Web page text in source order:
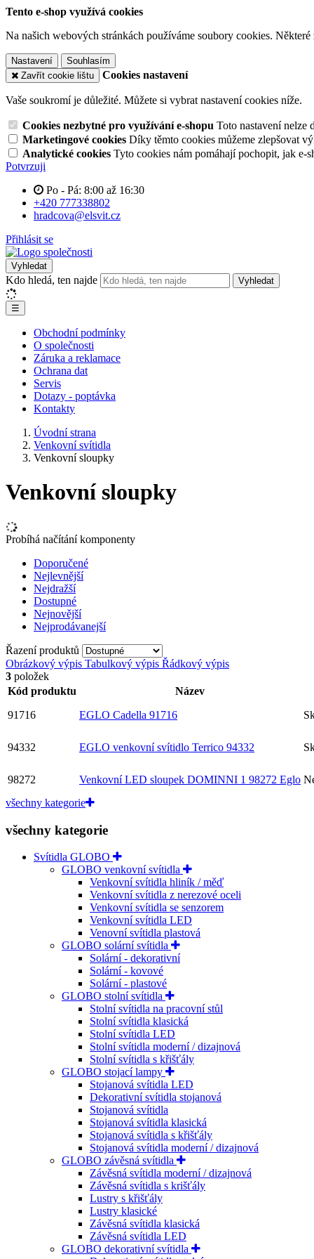
Tento e-shop využívá cookies
Na našich webových stránkách používáme soubory cookies.
Nastavení
Souhlasím
Zavřít cookie lištu
Cookies nastavení
Vaše soukromí je důležité. Můžete si vybrat nastavení cookies níže.
Cookies nezbytné pro využívání e-shopu Toto nastavení nelze
Marketingové cookies Díky těmto cookies můžeme zlepšovat
Analytické cookies Tyto cookies nám pomáhají pochopit, jak e-
Potvrzuji
Po - Pá: 8:00 až 16:30
+420 777338802
hradcova@elsvit.cz
Přihlásit se
Vyhledat
Kdo hledá, ten najde Vyhledat
☰
Obchodní podmínky
O společnosti
Záruka a reklamace
Ochrana dat
Servis
Dotazy - poptávka
Kontakty
Úvodní strana
Venkovní svítidla
Venkovní sloupky
Venkovní sloupky
Probíhá načítání komponenty
Doporučené
Nejlevnější
Nejdražší
Dostupné
Nejnovější
Nejprodávanejší
Řazení produktů
Obrázkový výpis Tabulkový výpis Řádkový výpis
3 položek
Kód produktu
Název
91716
EGLO Cadella 91716
94332 EGLO venkovní svítidlo Terrico 94332
98272 Venkovní LED sloupek DOMINNI 1 98272 Eglo
všechny kategorie
všechny kategorie
Svítidla GLOBO
GLOBO venkovní svítidla
Venkovní svítidla hliník / měď
Venkovní svítidla z nerezové oceli
Venkovní svítidla se senzorem
Venkovní svítidla LED
Venovní svítidla plastová
GLOBO solární svítidla
Solární - dekorativní
Solární - kovové
Solární - plastové
GLOBO stolní svítidla
Stolní svítidla na pracovní stůl
Stolní svítidla klasická
Stolní svítidla LED
Stolní svítidla moderní / dizajnová
Stolní svítidla s křišťály
GLOBO stojací lampy
Stojanová svítidla LED
Dekorativní svítidla stojanová
Stojanová svítidla
Stojanová svítidla klasická
Stojanová svítidla s křišťály
Stojanová svítidla moderní / dizajnová
GLOBO závěsná svítidla
Závěsná svítidla moderní / dizajnová
Závěsná svítidla s krišťály
Lustry s křišťály
Lustry klasické
Závěsná svítidla klasická
Závěsná svítidla LED
GLOBO dekorativní svítidla